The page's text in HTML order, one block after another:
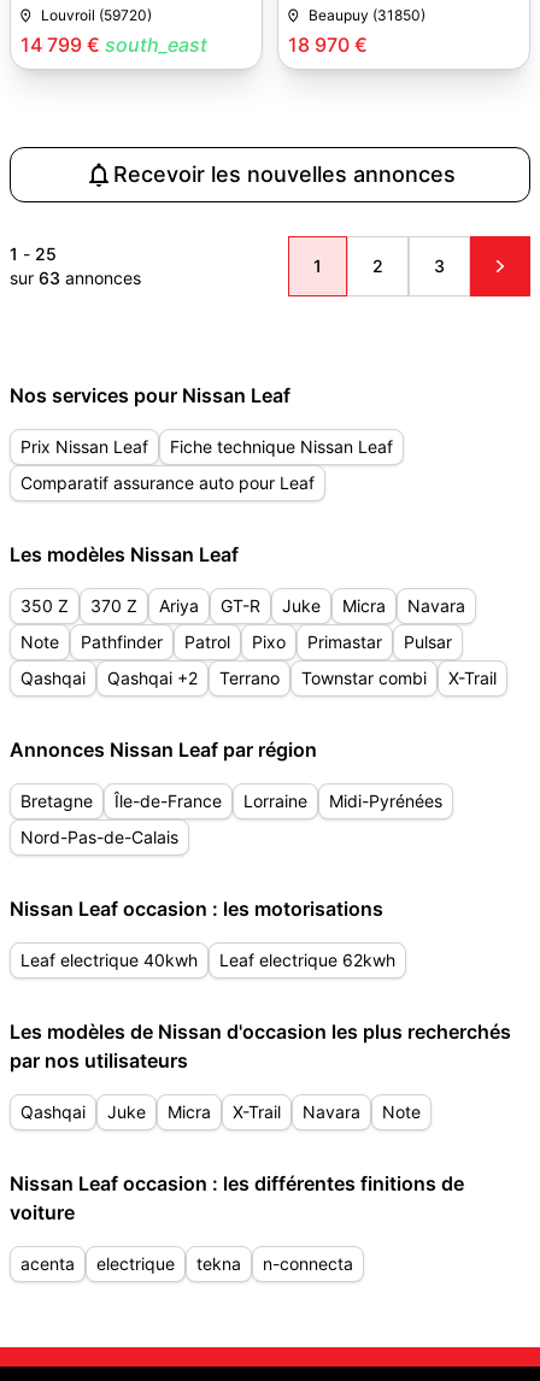
14 799 € south_east
Louvroil (59720)
18 970 €
Beaupuy (31850)
Recevoir les nouvelles annonces
1 - 25
sur 63 annonces
1 2 3
Nos services pour Nissan Leaf
Prix Nissan Leaf
Fiche technique Nissan Leaf
Comparatif assurance auto pour Leaf
Les modèles Nissan Leaf
350 Z 370 Z Ariya GT-R Juke Micra
Navara
Note
Pathfinder Patrol Pixo Primastar
Pulsar
Qashqai
Qashqai +2 Terrano Townstar combi X-Trail
Annonces Nissan Leaf par région
Bretagne Île-de-France Lorraine
Midi-Pyrénées
Nord-Pas-de-Calais
Nissan Leaf occasion : les motorisations
Leaf electrique 40kwh Leaf electrique 62kwh
Les modèles de Nissan d'occasion les plus recherchés
par nos utilisateurs
Qashqai Juke Micra X-Trail Navara Note
Nissan Leaf occasion : les différentes finitions de
voiture
acenta electrique tekna n-connecta